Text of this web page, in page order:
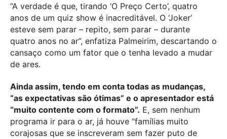
“A verdade é que, tirando ‘O Preço Certo’, quatro
anos de um quiz show é inacreditável. O ‘Joker’
esteve sem parar – repito, sem parar – durante
quatro anos no ar”, enfatiza Palmeirim, descartando o
cansaço como um fator que o tenha levado a mudar
de ares.
Ainda assim, tendo em conta todas as mudanças,
“as expectativas são ótimas” e o apresentador está
“muito contente com o formato”. E, sem nenhum
programa ir para o ar, já houve “famílias muito
corajosas que se inscreveram sem fazer puto de